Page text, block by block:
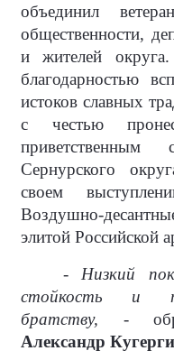
объединил
общественности,
и жителей
благодарностью
истоков славных
с честью
приветственным
Сернурского
своем
Воздушно-
элитой Российской
- Низкий
стойкость и
братству, -
Александр